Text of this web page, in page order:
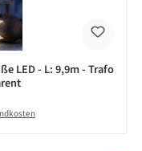
LED - L: 9,9m - Trafo